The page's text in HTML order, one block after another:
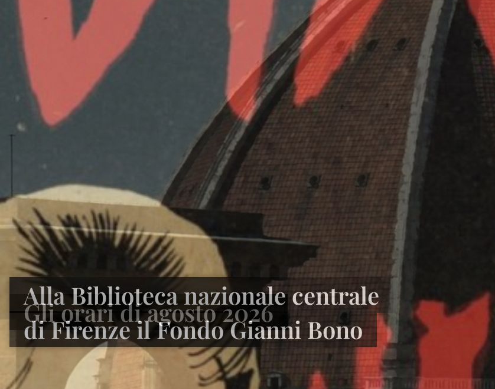
Alla Biblioteca nazionale centrale
di Firenze il Fondo Gianni Bono